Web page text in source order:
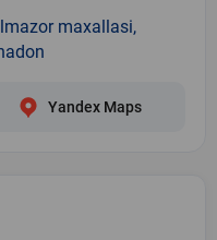
maxallasi,
Yandex Maps